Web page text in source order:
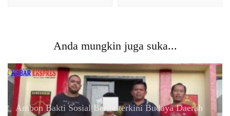
Anda mungkin juga suka...
Ambon Bakti Sosial Berita terkini Budaya Daerah